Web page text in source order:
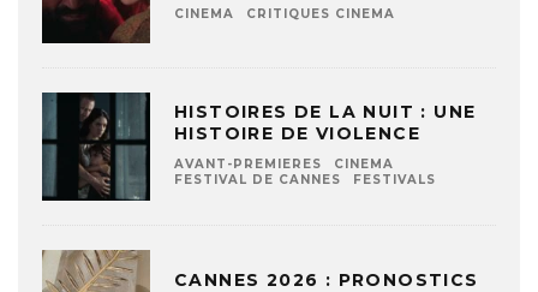
CINEMA CRITIQUES CINEMA
HISTOIRES DE LA NUIT : UNE
HISTOIRE DE VIOLENCE
AVANT-PREMIERES
CINEMA
FESTIVAL DE CANNES
FESTIVALS
CANNES 2026 : PRONOSTICS